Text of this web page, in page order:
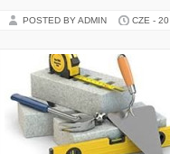
POSTED BY ADMIN CZE -